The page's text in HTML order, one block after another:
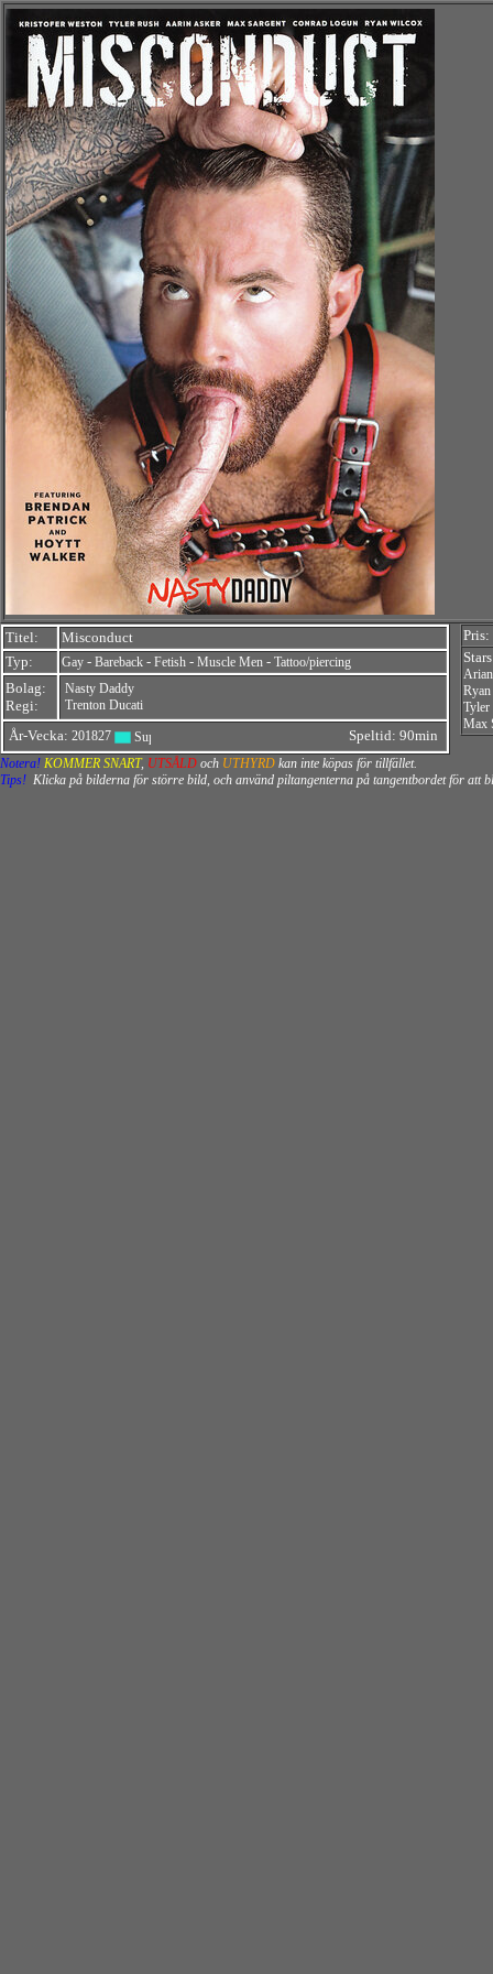
Titel:
Misconduct
Typ:
Gay - Bareback - Fetish - Muscle Men - Tattoo/piercing
Bolag:
Regi:
Nasty Daddy
Trenton Ducati
År-Vecka: 201827 Speltid: 90min
Tyler
Max
Notera! KOMMER SNART, UTSÅLD och UTHYRD kan inte köpas för tillfället.
Tips! Klicka på bilderna för större bild, och använd piltangenterna på tangentbordet för att